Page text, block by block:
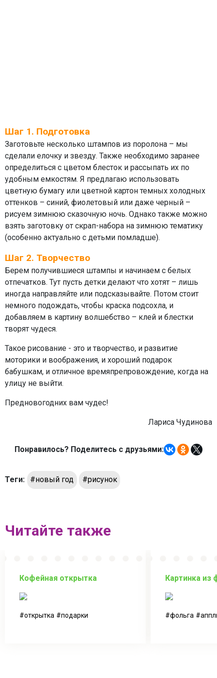
Шаг 1. Подготовка
Заготовьте несколько штампов из поролона – мы
сделали елочку и звезду. Также необходимо заранее
определиться с цветом блесток и рассыпать их по
удобным емкостям. Я предлагаю использовать
цветную бумагу или цветной картон темных холодных
оттенков – синий, фиолетовый или даже черный –
рисуем зимнюю сказочную ночь. Однако также можно
взять заготовку от скрап-набора на зимнюю тематику
(особенно актуально с детьми помладше).
Шаг 2. Творчество
Берем получившиеся штампы и начинаем с белых
отпечатков. Тут пусть детки делают что хотят – лишь
иногда направляйте или подсказывайте. Потом стоит
немного подождать, чтобы краска подсохла, и
добавляем в картину волшебство – клей и блестки
творят чудеся.
Такое рисование - это и творчество, и развитие
моторики и воображения, и хороший подарок
бабушкам, и отличное времяпрепровождение, когда на
улицу не выйти.
Предновогодних вам чудес!
Лариса Чудинова
Понравилось? Поделитесь с друзьями:
Теги: #новый год #рисунок
Читайте также
Кофейная открытка
открытка подарки
Картинка из
фольга